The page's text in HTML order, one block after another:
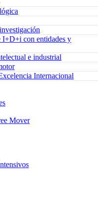
I+D+i con entidades y
e industrial
Internacional
Mover